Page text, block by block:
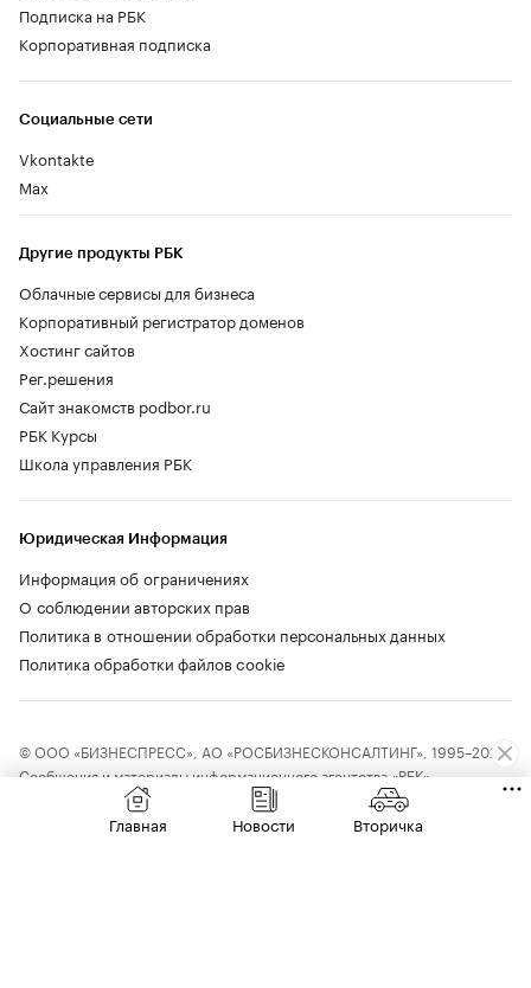
Социальные сети
Vkontakte
Max
Другие продукты РБК
Облачные сервисы для бизнеса
Корпоративный регистратор доменов
Хостинг сайтов
Рег.решения
Сайт знакомств podbor.ru
РБК Курсы
Школа управления РБК
Подписка на РБК
Корпоративная подписка
Юридическая Информация
Информация об ограничениях
О соблюдении авторских прав
Политика в отношении обработки персональных данных
Политика обработки файлов cookie
© ООО «БИЗНЕСПРЕСС», АО «РОСБИЗНЕСКОНСАЛТИНГ», 1995–2026.
Сообщения и материалы информационного агентства «РБК»
(свидетельство о регистрации средства массовой информации выдано
Федеральной службой по надзору в сфере связи, информационных
Главная Новости Вторичка